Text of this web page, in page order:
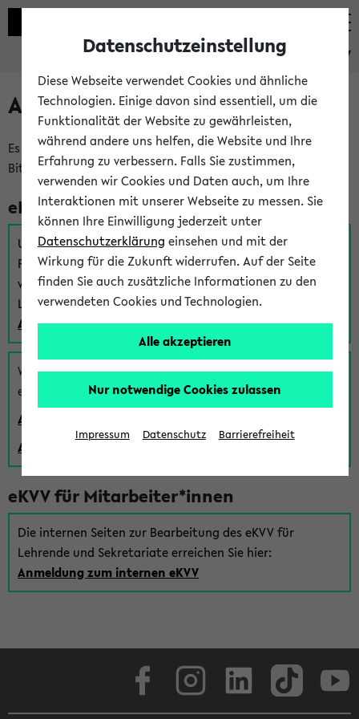
eKVV
Anmeldung am eKVV
Es gibt mehrere Möglichkeiten zur Anmeldung am eKVV.
Bitte wählen Sie die für Sie richtige aus:
eKVV für Studierende
Um sich einen Stundenplan zu erstellen und alle weiteren
Funktionen des eKVVs für Studierende zu nutzen,
verwenden Sie diesen Link zur Anmeldung über Ihr Uni
Login:
Anmeldung zum eKVV der Studierenden
Wenn Sie (noch) kein Uni Login haben, können Sie das
eKVV auch über einen Gastzugang verwenden:
Anmeldung über einen vorhandenen Gastzugang
Anlegen eines neuen Gastzugangs
eKVV für Mitarbeiter*innen
Die internen Seiten zur Bearbeitung des eKVV für
Lehrende und Sekretariate erreichen Sie hier:
Anmeldung zum internen eKVV
Datenschutzeinstellung
Diese Webseite verwendet Cookies und ähnliche
Technologien. Einige davon sind essentiell, um die
Funktionalität der Website zu gewährleisten,
während andere uns helfen, die Website und Ihre
Erfahrung zu verbessern. Falls Sie zustimmen,
verwenden wir Cookies und Daten auch, um Ihre
Interaktionen mit unserer Webseite zu messen. Sie
können Ihre Einwilligung jederzeit unter
Datenschutzerklärung einsehen und mit der
Wirkung für die Zukunft widerrufen. Auf der Seite
finden Sie auch zusätzliche Informationen zu den
verwendeten Cookies und Technologien.
Alle akzeptieren
Nur notwendige Cookies zulassen
Impressum Datenschutz Barrierefreiheit